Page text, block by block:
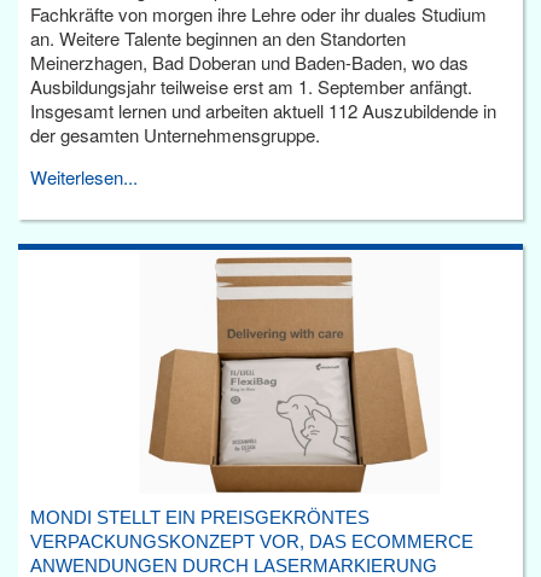
Fachkräfte von morgen ihre Lehre oder ihr duales Studium
an. Weitere Talente beginnen an den Standorten
Meinerzhagen, Bad Doberan und Baden-Baden, wo das
Ausbildungsjahr teilweise erst am 1. September anfängt.
Insgesamt lernen und arbeiten aktuell 112 Auszubildende in
der gesamten Unternehmensgruppe.
Weiterlesen...
MONDI STELLT EIN PREISGEKRÖNTES
VERPACKUNGSKONZEPT VOR, DAS ECOMMERCE
ANWENDUNGEN DURCH LASERMARKIERUNG